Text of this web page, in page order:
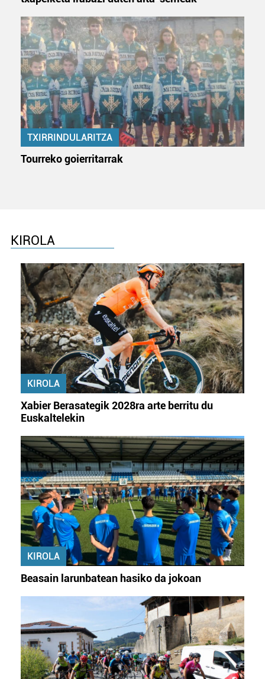
TXIRRINDULARITZA
Tourreko goierritarrak
KIROLA
KIROLA
Xabier Berasategik 2028ra arte berritu du
Euskaltelekin
KIROLA
Beasain larunbatean hasiko da jokoan